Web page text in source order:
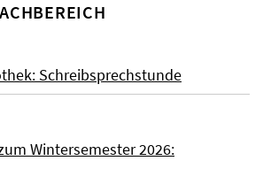
Schreibsprechstunde
Wintersemester 2026: